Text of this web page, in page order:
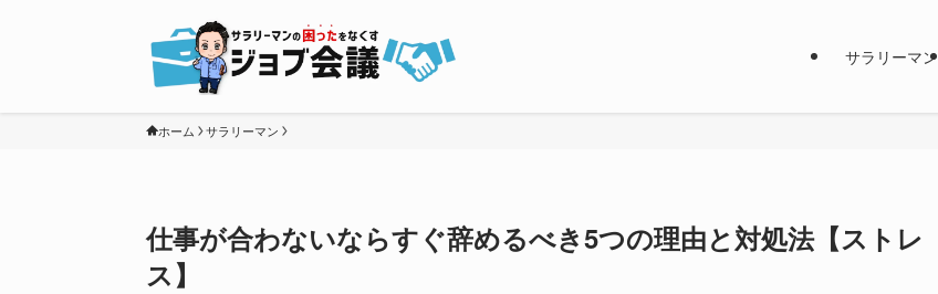
サラリーマン
ホーム サラリーマン
仕事が合わないならすぐ辞めるべき5つの理由と対処法【ストレ
ス】